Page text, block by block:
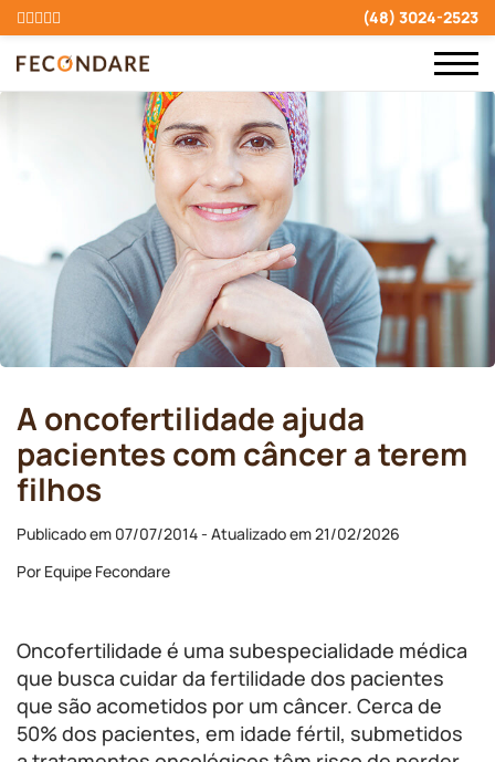
(48) 3024-2523
A oncofertilidade ajuda
pacientes com câncer a terem
filhos
Publicado em 07/07/2014 - Atualizado em 21/02/2026
Por Equipe Fecondare
Oncofertilidade é uma subespecialidade médica
que busca cuidar da fertilidade dos pacientes
que são acometidos por um câncer. Cerca de
50% dos pacientes, em idade fértil, submetidos